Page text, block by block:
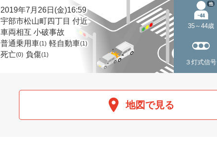
2019年7月26日(金)16:59
宇部市松山町四丁目 付近
車両相互 小破事故
普通乗用車(1) 軽自動車(1)
死亡(0) 負傷(1)
35～44歳
他
３灯式信号
地図で見る